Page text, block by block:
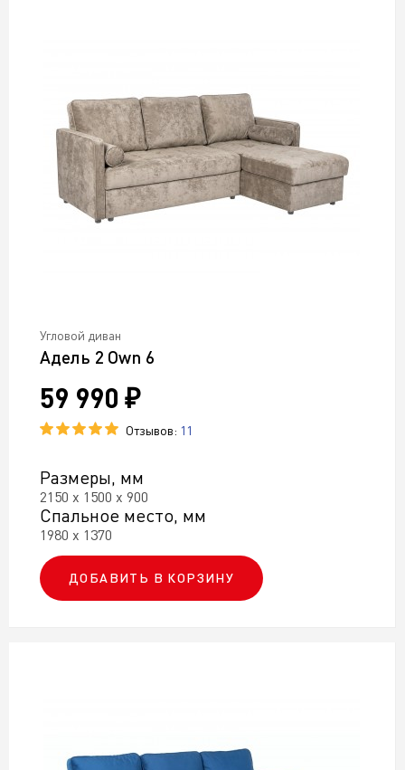
С независимым пружинным блоком
Угловой диван
Адель 2 Own 6
59 990 ₽
Отзывов: 11
Размеры, мм
2150 х 1500 х 900
Спальное место, мм
1980 х 1370
ДОБАВИТЬ В КОРЗИНУ